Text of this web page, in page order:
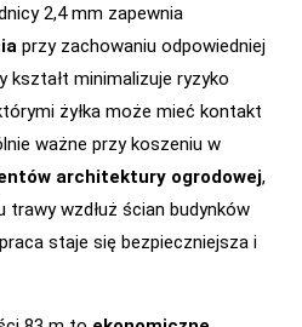
2,4 mm zapewnia
przy zachowaniu odpowiedniej
kształt minimalizuje ryzyko
żyłka może mieć kontakt
ważne przy koszeniu w
architektury ogrodowej,
trawy wzdłuż ścian budynków
staje się bezpieczniejsza i